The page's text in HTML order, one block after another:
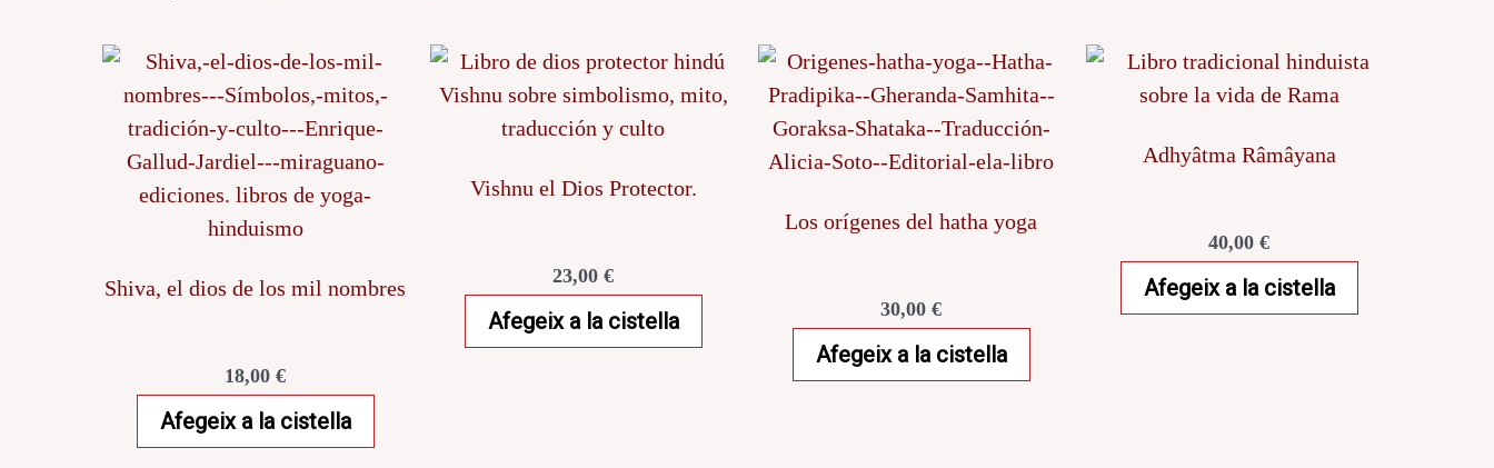
Shiva, el dios de los mil nombres
18,00 €
Afegeix a la cistella
Vishnu el Dios Protector.
23,00 €
Afegeix a la cistella
Los orígenes del hatha yoga
30,00 €
Afegeix a la cistella
Adhyâtma Râmâyana
40,00 €
Afegeix a la cistella